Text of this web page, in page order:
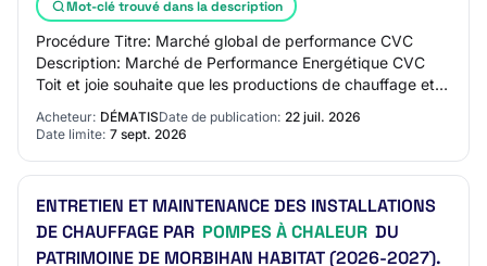
Mot-clé trouvé dans la description
Procédure Titre: Marché global de performance CVC
Description: Marché de Performance Energétique CVC
Toit et joie souhaite que les productions de chauffage et
d'eau chaude solaires, biomasse et pompe…
Acheteur: DÉMATISDate de publication: 22 juil. 2026
Date limite: 7 sept. 2026
ENTRETIEN ET MAINTENANCE DES INSTALLATIONS
DE CHAUFFAGE PAR POMPES À CHALEUR DU
PATRIMOINE DE MORBIHAN HABITAT (2026-2027).